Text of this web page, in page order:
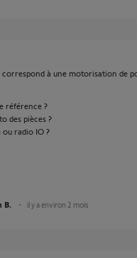
correspond à une motorisation de
référence ?
des pièces ?
radio IO ?
B. il y a environ 2 mois